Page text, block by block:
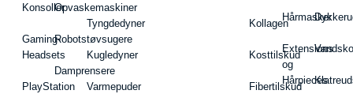
Konsoller
Gaming-
Headsets
PlayStation
Opvaskemaskiner
Robotstøvsugere
Damprensere
Tyngdedyner
Kugledyner
Varmepuder
Kollagen
Kosttilskud
Fibertilskud
Hårmasker
Extensions
og
Hårpieces
Vandsko